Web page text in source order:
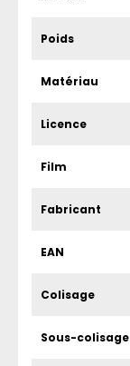
Poids
Matériau
Licence
Film
Fabricant
EAN
Colisage
Sous-colisage